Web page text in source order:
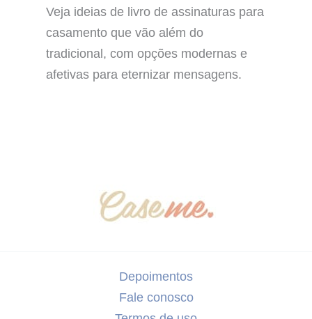
Veja ideias de livro de assinaturas para
casamento que vão além do
tradicional, com opções modernas e
afetivas para eternizar mensagens.
Depoimentos
Fale conosco